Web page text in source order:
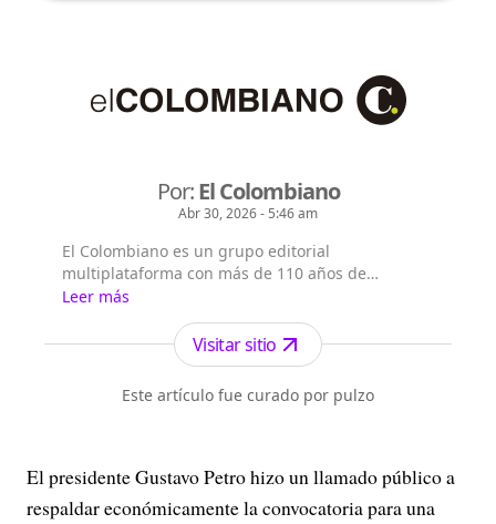
Por:El Colombiano
Abr 30, 2026 - 5:46 am
El Colombiano es un grupo editorial
multiplataforma con más de 110 años de
existencia. Nació en la ciudad de Medellín en
Antioquia. Fundado el 6 de febrero de 1912 por
Francisco de Paula Pérez, se ha especializado en
la investigación y generación de contenidos
periodísticos para diferentes plataformas en las
que provee a las a...
Leer más
Visitar sitio
Este artículo fue curado por pulzo
El presidente Gustavo Petro hizo un llamado público a
respaldar económicamente la convocatoria para una